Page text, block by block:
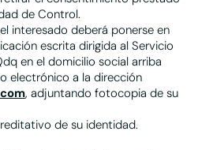
de Control.
interesado deberá ponerse en
escrita dirigida al Servicio
en el domicilio social arriba
electrónico a la dirección
, adjuntando fotocopia de su
de su identidad.